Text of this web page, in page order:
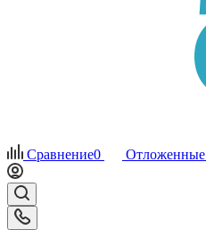
Сравнение0 Отложенные